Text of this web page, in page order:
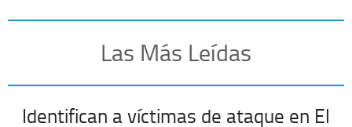
Las Más Leídas
Identifican a víctimas de ataque en El